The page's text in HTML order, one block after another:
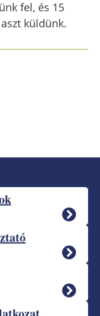
fel, és 15
küldünk.